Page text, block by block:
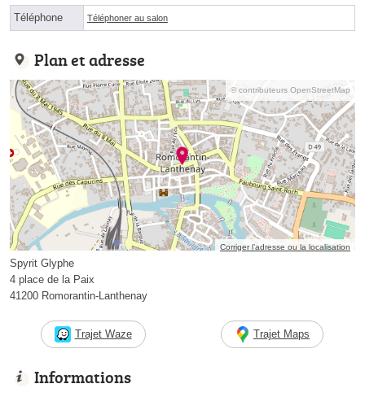
Téléphone Téléphoner au salon
Plan et adresse
© contributeurs OpenStreetMap
Corriger l’adresse ou la localisation
Spyrit Glyphe
4 place de la Paix
41200 Romorantin-Lanthenay
Trajet Waze Trajet Maps
Informations